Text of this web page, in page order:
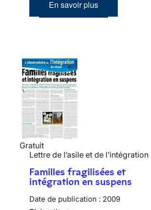
En savoir plus
Gratuit
Lettre de l’asile et de l’intégration
Familles fragilisées et
intégration en suspens
Date de publication : 2009